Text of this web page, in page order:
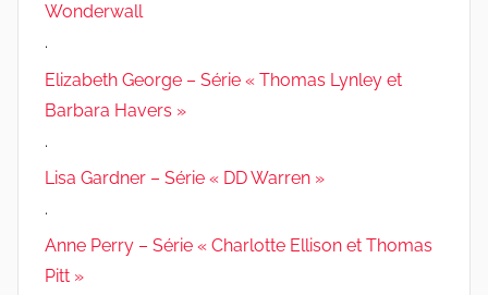
Wonderwall
.
Elizabeth George – Série « Thomas Lynley et
Barbara Havers »
.
Lisa Gardner – Série « DD Warren »
.
Anne Perry – Série « Charlotte Ellison et Thomas
Pitt »